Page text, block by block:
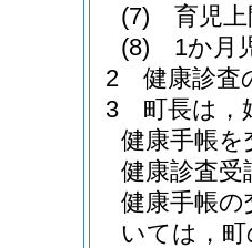
(7)
育児
(8)
1か月
2
健康診査
3
町長は，
健康手帳
健康診査
健康手帳
いては，